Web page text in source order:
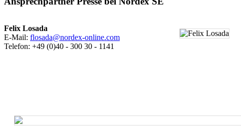
Felix Losada
E-Mail: flosada@nordex-online.com
Telefon: +49 (0)40 - 300 30 - 1141